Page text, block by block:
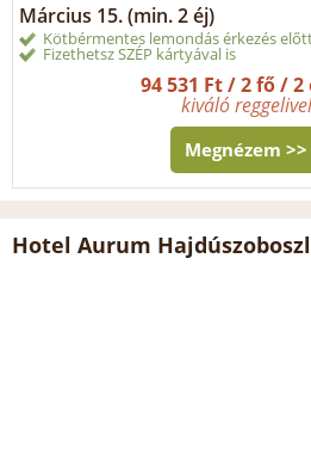
Március 15. (min. 2 éj)
Kötbérmentes lemondás érkezés
Fizethetsz SZÉP kártyával is
94 531 Ft / 2 fő /
kiváló reggelivel
Megnézem >>
Hotel Aurum